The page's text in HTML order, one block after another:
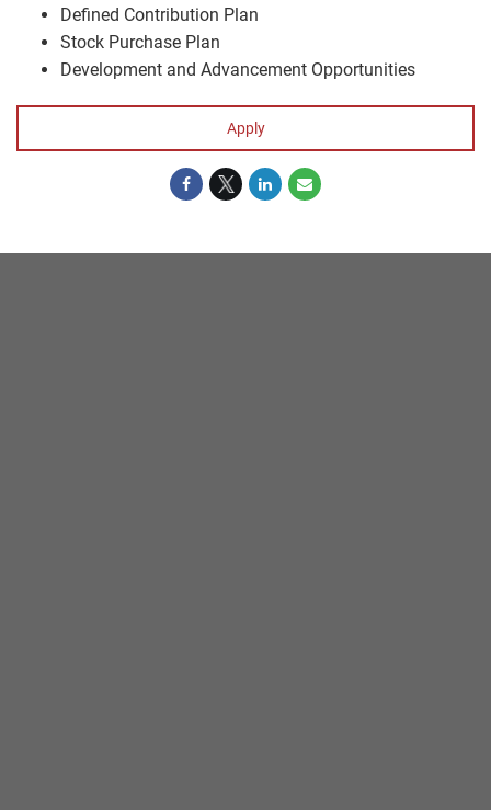
Defined Contribution Plan
Stock Purchase Plan
Development and Advancement Opportunities
Apply